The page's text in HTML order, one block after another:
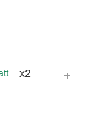
x2